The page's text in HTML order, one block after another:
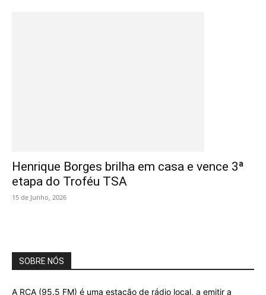
Henrique Borges brilha em casa e vence 3ª
etapa do Troféu TSA
15 de Junho, 2026
SOBRE NÓS
A RCA (95.5 FM) é uma estação de rádio local, a emitir a